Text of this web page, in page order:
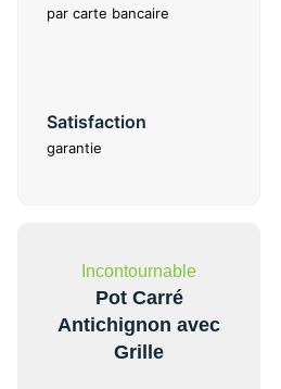
par carte bancaire
Satisfaction
garantie
Incontournable
Pot Carré
Antichignon avec
Grille